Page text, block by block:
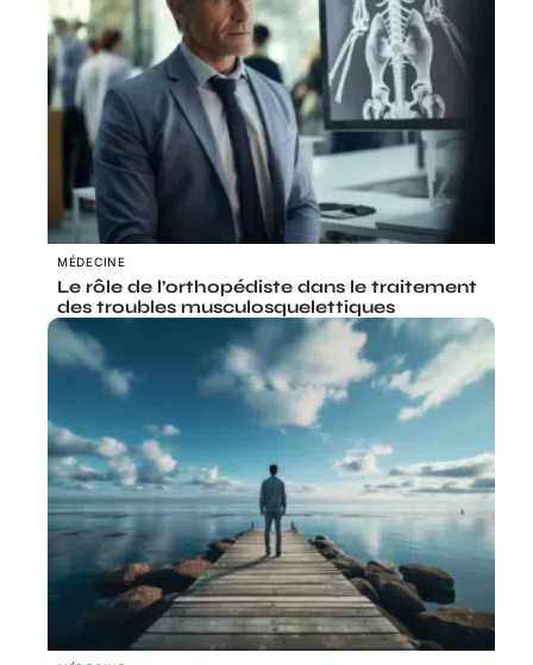
MÉDECINE
Le rôle de l’orthopédiste dans le traitement
des troubles musculosquelettiques